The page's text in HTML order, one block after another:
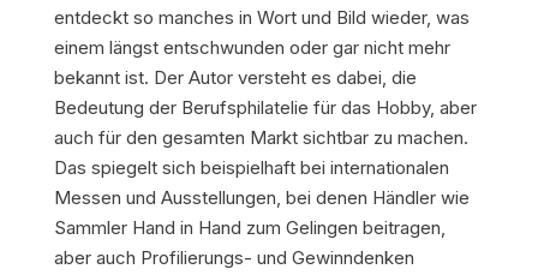
entdeckt so manches in Wort und Bild wieder, was
einem längst entschwunden oder gar nicht mehr
bekannt ist. Der Autor versteht es dabei, die
Bedeutung der Berufsphilatelie für das Hobby, aber
auch für den gesamten Markt sichtbar zu machen.
Das spiegelt sich beispielhaft bei internationalen
Messen und Ausstellungen, bei denen Händler wie
Sammler Hand in Hand zum Gelingen beitragen,
aber auch Profilierungs- und Gewinndenken